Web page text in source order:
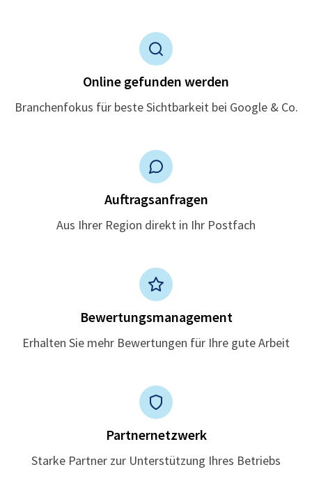
Online gefunden werden
Branchenfokus für beste Sichtbarkeit bei Google & Co.
Auftragsanfragen
Aus Ihrer Region direkt in Ihr Postfach
Bewertungsmanagement
Erhalten Sie mehr Bewertungen für Ihre gute Arbeit
Partnernetzwerk
Starke Partner zur Unterstützung Ihres Betriebs